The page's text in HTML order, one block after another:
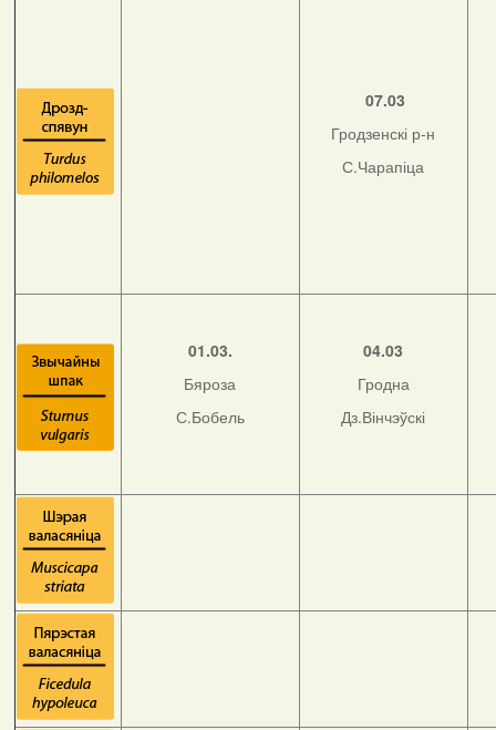
07.03
Гродзенскі р-н
С.Чарапіца
01.03.
Бяроза
С.Бобель
04.03
Гродна
Дз.Вінчэўскі